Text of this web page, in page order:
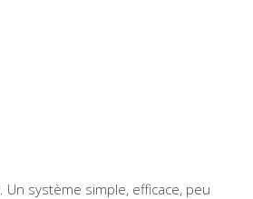
. Un système simple, efficace, peu